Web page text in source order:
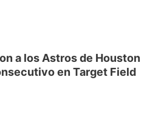
a los Astros de Houston
en Target Field